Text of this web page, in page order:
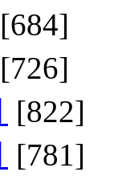
[684]
[726]
[822]
[781]